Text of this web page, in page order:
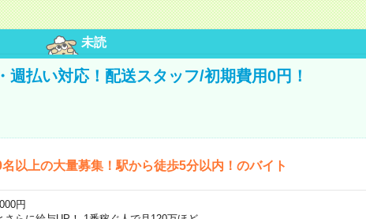
未読
払い対応！配送スタッフ/初期費用0円！
以上の大量募集！駅から徒歩5分以内！のバイト
円